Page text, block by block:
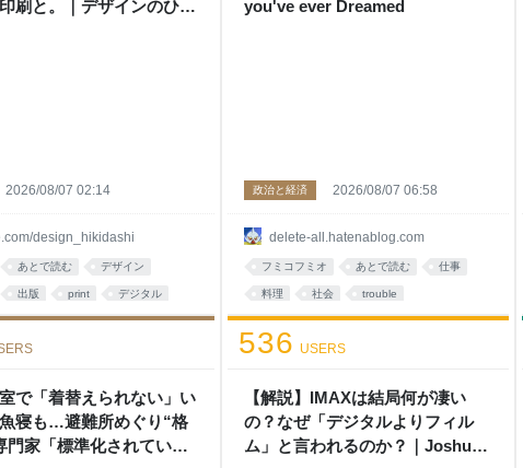
刷と。｜デザインのひき
design_hikidashi
2026/08/07 02:14
あとで読む デザイン
出版 print デジタル
you've ever Dreamed
delete-all.hatenablog.com
政治と経済 2026/08/07 06:58
フミコフミオ あとで読む 仕事
料理 社会 trouble
コミュニケーション work
で「着替えられない」い
寝も…避難所めぐり“格
家「標準化されていな
【解説】IMAXは結局何が凄い
の？なぜ「デジタルよりフィル
ム」と言われるのか？｜Joshua
536 USERS